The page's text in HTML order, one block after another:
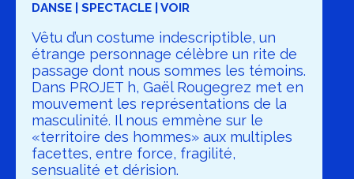
DANSE | SPECTACLE | VOIR
Vêtu d’un costume indescriptible, un
étrange personnage célèbre un rite de
passage dont nous sommes les témoins.
Dans PROJET h, Gaël Rougegrez met en
mouvement les représentations de la
masculinité. Il nous emmène sur le
«territoire des hommes» aux multiples
facettes, entre force, fragilité,
sensualité et dérision.